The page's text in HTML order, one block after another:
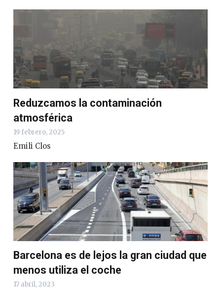
Reduzcamos la contaminación
atmosférica
19 febrero, 2025
Emili Clos
Barcelona es de lejos la gran ciudad que
menos utiliza el coche
17 abril, 2023